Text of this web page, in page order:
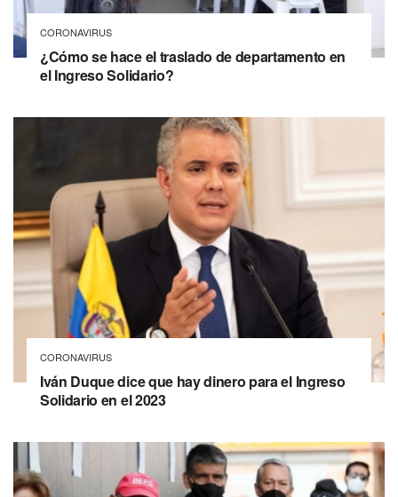
CORONAVIRUS
¿Cómo se hace el traslado de departamento en
el Ingreso Solidario?
CORONAVIRUS
Iván Duque dice que hay dinero para el Ingreso
Solidario en el 2023